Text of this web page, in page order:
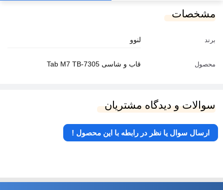
مشخصات
برند لنوو
محصول قاب و شاسی Tab M7 TB-7305
سوالات و دیدگاه مشتریان
ارسال سوال یا نظر در رابطه با این محصول !